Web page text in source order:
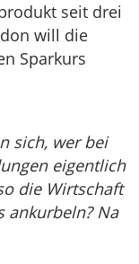
seit drei
will die
Sparkurs
sich, wer bei
eigentlich
die Wirtschaft
ankurbeln? Na